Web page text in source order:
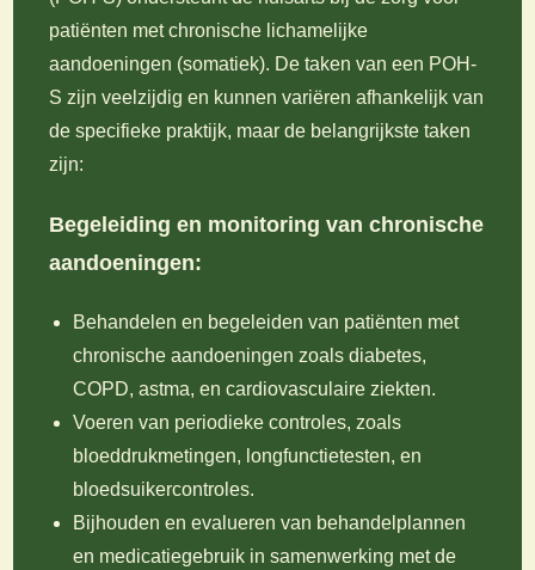
patiënten met chronische lichamelijke
aandoeningen (somatiek). De taken van een POH-
S zijn veelzijdig en kunnen variëren afhankelijk van
de specifieke praktijk, maar de belangrijkste taken
zijn:
Begeleiding en monitoring van chronische
aandoeningen:
Behandelen en begeleiden van patiënten met
chronische aandoeningen zoals diabetes,
COPD, astma, en cardiovasculaire ziekten.
Voeren van periodieke controles, zoals
bloeddrukmetingen, longfunctietesten, en
bloedsuikercontroles.
Bijhouden en evalueren van behandelplannen
en medicatiegebruik in samenwerking met de